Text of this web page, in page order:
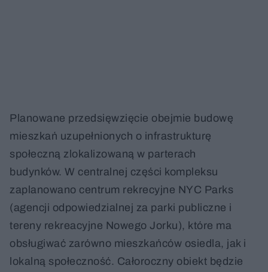
Planowane przedsięwzięcie obejmie budowę
mieszkań uzupełnionych o infrastrukturę
społeczną zlokalizowaną w parterach
budynków. W centralnej części kompleksu
zaplanowano centrum rekrecyjne NYC Parks
(agencji odpowiedzialnej za parki publiczne i
tereny rekreacyjne Nowego Jorku), które ma
obsługiwać zarówno mieszkańców osiedla, jak i
lokalną społeczność. Całoroczny obiekt będzie